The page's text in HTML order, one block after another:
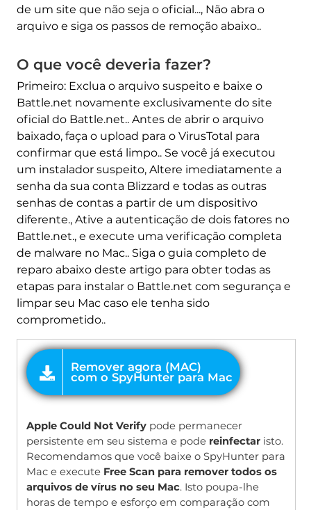
de um site que não seja o oficial..., Não abra o
arquivo e siga os passos de remoção abaixo..
O que você deveria fazer?
Primeiro: Exclua o arquivo suspeito e baixe o
Battle.net novamente exclusivamente do site
oficial do Battle.net.. Antes de abrir o arquivo
baixado, faça o upload para o VirusTotal para
confirmar que está limpo.. Se você já executou
um instalador suspeito, Altere imediatamente a
senha da sua conta Blizzard e todas as outras
senhas de contas a partir de um dispositivo
diferente., Ative a autenticação de dois fatores no
Battle.net., e execute uma verificação completa
de malware no Mac.. Siga o guia completo de
reparo abaixo deste artigo para obter todas as
etapas para instalar o Battle.net com segurança e
limpar seu Mac caso ele tenha sido
comprometido..
Remover agora (MAC)
com o SpyHunter para Mac
Apple Could Not Verifypode permanecer
persistente em seu sistema e pode reinfectaristo.
Recomendamos que você baixe o SpyHunter para
Mac e execute Free Scan para remover todos os
arquivos de vírus no seu Mac. Isto poupa-lhe
horas de tempo e esforço em comparação com